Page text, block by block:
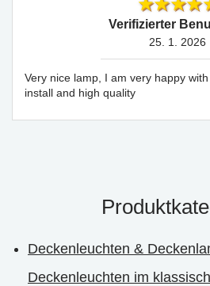
Verifizierter
25. 1. 2026
Very nice lamp, I am very happy
install and high quality
Deckenleuchten &
Deckenleuchten im